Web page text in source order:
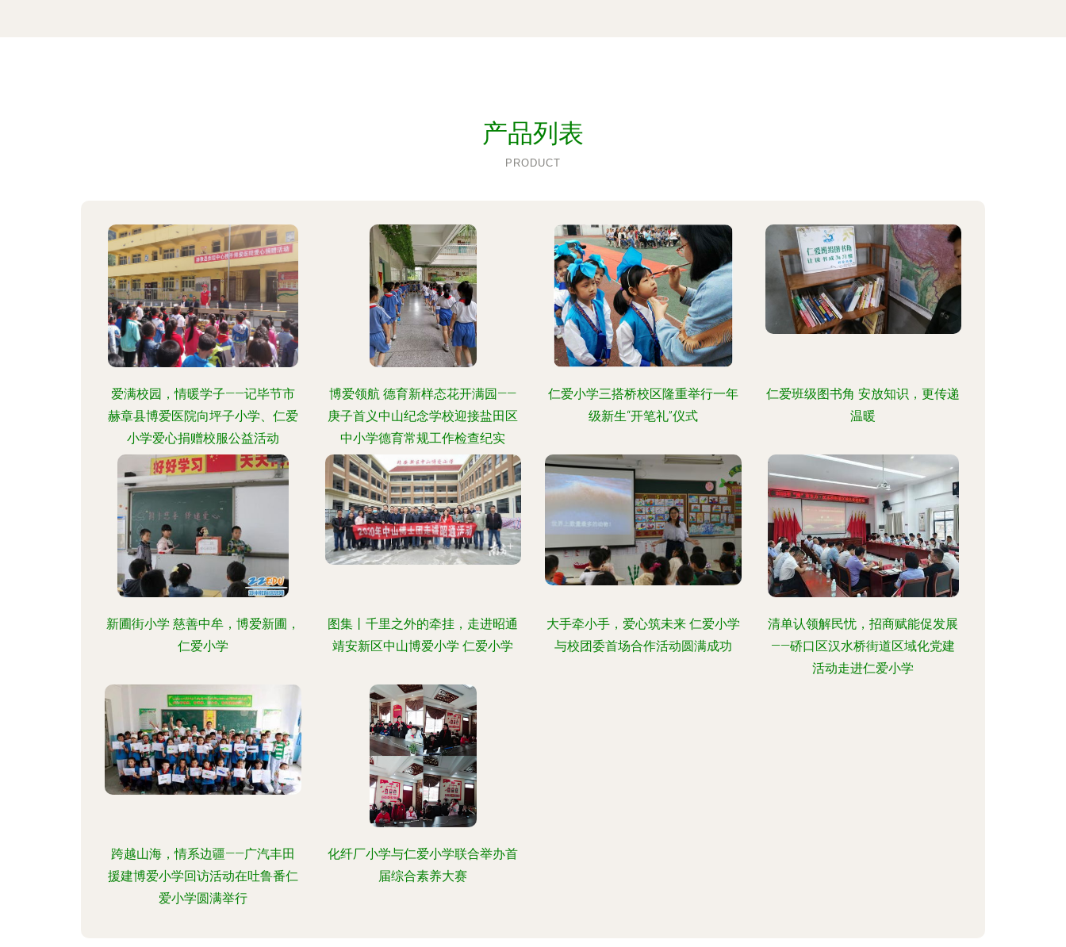
产品列表
PRODUCT
爱满校园，情暖学子——记毕节市
赫章县博爱医院向坪子小学、仁爱
小学爱心捐赠校服公益活动
博爱领航 德育新样态花开满园——
庚子首义中山纪念学校迎接盐田区
中小学德育常规工作检查纪实
仁爱小学三搭桥校区隆重举行一年
级新生“开笔礼”仪式
仁爱班级图书角 安放知识，更传递
温暖
新圃街小学 慈善中牟，博爱新圃，
仁爱小学
图集丨千里之外的牵挂，走进昭通
靖安新区中山博爱小学 仁爱小学
大手牵小手，爱心筑未来 仁爱小学
与校团委首场合作活动圆满成功
清单认领解民忧，招商赋能促发展
——硚口区汉水桥街道区域化党建
活动走进仁爱小学
跨越山海，情系边疆——广汽丰田
援建博爱小学回访活动在吐鲁番仁
爱小学圆满举行
化纤厂小学与仁爱小学联合举办首
届综合素养大赛